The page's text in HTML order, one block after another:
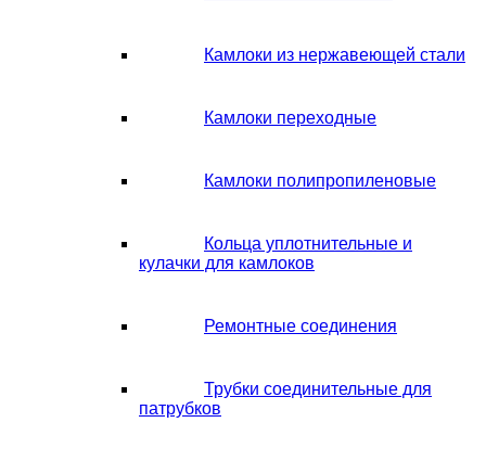
Камлоки из нержавеющей стали
Камлоки переходные
Камлоки полипропиленовые
Кольца уплотнительные и
кулачки для камлоков
Ремонтные соединения
Трубки соединительные для
патрубков